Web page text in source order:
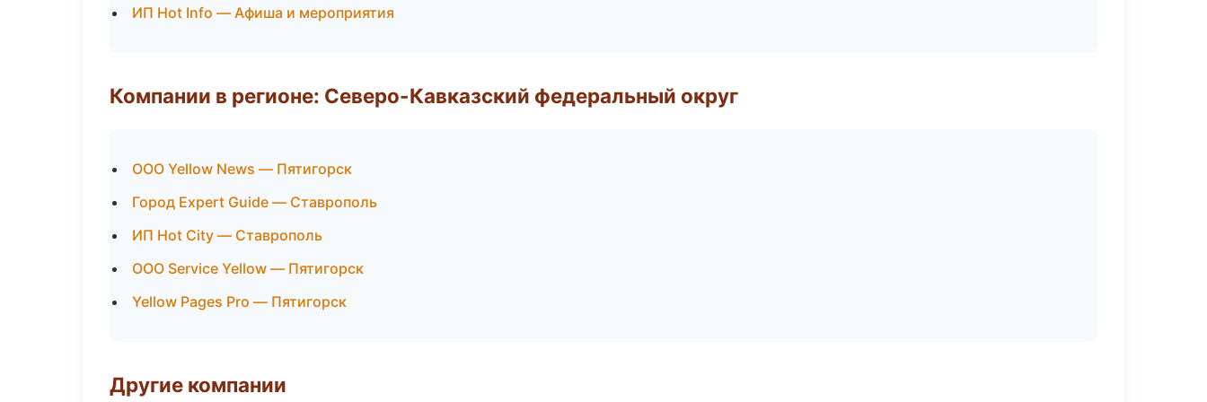
ИП Hot Info — Афиша и мероприятия
Компании в регионе: Северо-Кавказский федеральный округ
ООО Yellow News — Пятигорск
Город Expert Guide — Ставрополь
ИП Hot City — Ставрополь
ООО Service Yellow — Пятигорск
Yellow Pages Pro — Пятигорск
Другие компании